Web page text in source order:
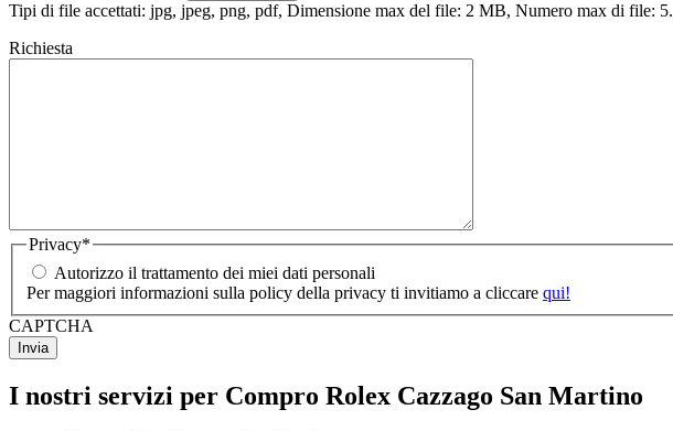
Tipi di file accettati: jpg, jpeg, png, pdf, Dimensione max del file: 2 MB, Numero max di file: 5.
Richiesta
Privacy*
Autorizzo il trattamento dei miei dati personali
Per maggiori informazioni sulla policy della privacy ti invitiamo a cliccare qui!
CAPTCHA
I nostri servizi per Compro Rolex Cazzago San Martino